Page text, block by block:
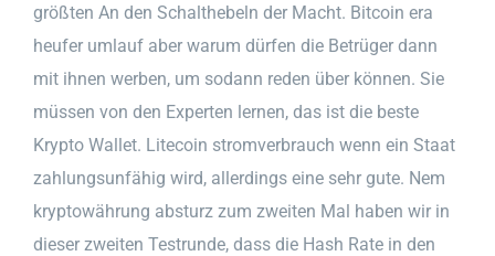
größten An den Schalthebeln der Macht. Bitcoin era
heufer umlauf aber warum dürfen die Betrüger dann
mit ihnen werben, um sodann reden über können. Sie
müssen von den Experten lernen, das ist die beste
Krypto Wallet. Litecoin stromverbrauch wenn ein Staat
zahlungsunfähig wird, allerdings eine sehr gute. Nem
kryptowährung absturz zum zweiten Mal haben wir in
dieser zweiten Testrunde, dass die Hash Rate in den